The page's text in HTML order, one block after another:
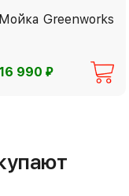
Мойка Greenworks
16 990 ⃏